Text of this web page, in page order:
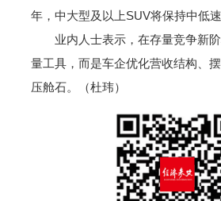
年，中大型及以上SUV将保持中低速
业内人士表示，在存量竞争新
量工具，而是车企优化营收结构、
压舱石。（杜玮）